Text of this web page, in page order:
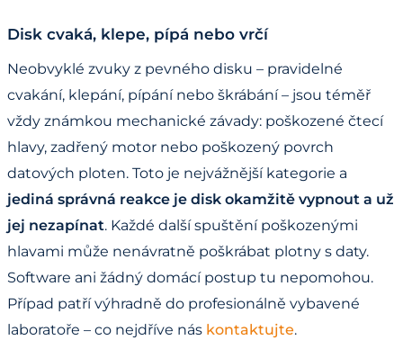
Disk cvaká, klepe, pípá nebo vrčí
Neobvyklé zvuky z pevného disku – pravidelné
cvakání, klepání, pípání nebo škrábání – jsou téměř
vždy známkou mechanické závady: poškozené čtecí
hlavy, zadřený motor nebo poškozený povrch
datových ploten. Toto je nejvážnější kategorie a
jediná správná reakce je disk okamžitě vypnout a už
jej nezapínat. Každé další spuštění poškozenými
hlavami může nenávratně poškrábat plotny s daty.
Software ani žádný domácí postup tu nepomohou.
Případ patří výhradně do profesionálně vybavené
laboratoře – co nejdříve nás kontaktujte.